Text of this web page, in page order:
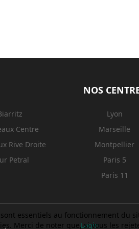
NOS
Centre
Rive Droite
Petral
Lyon
Marseille
Montpellier
Paris 5
Paris 11
Login
essentiels au fonctionnement du
Merci de noter que, si vous les